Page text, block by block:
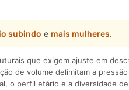
subindo e mais mulheres.
que exigem ajuste em
de volume delimitam a pressão
o perfil etário e a diversidade de